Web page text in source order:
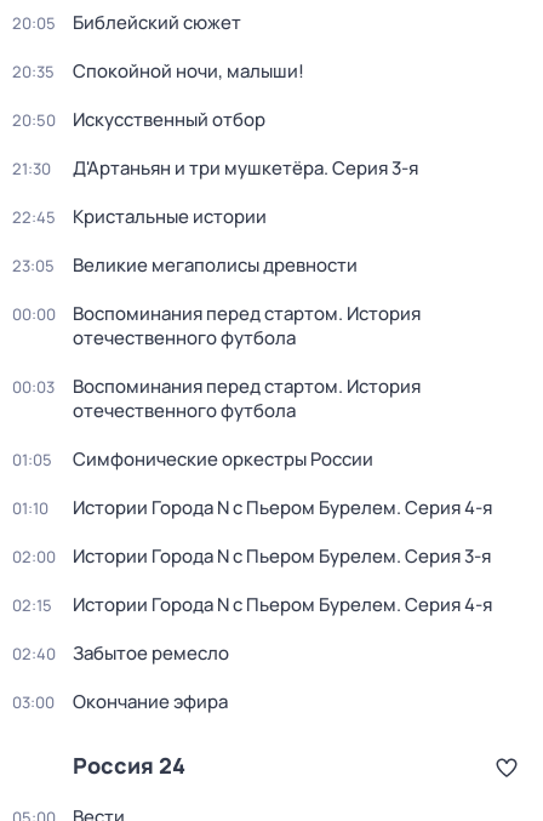
20:05 Библейский сюжет
20:35 Спокойной ночи, малыши!
20:50 Искусственный отбор
21:30 Д'Артаньян и три мушкетёра. Серия 3-я
22:45 Кристальные истории
23:05 Великие мегаполисы древности
00:00
Воспоминания перед стартом. История
отечественного футбола
00:03
Воспоминания перед стартом. История
отечественного футбола
01:05 Симфонические оркестры России
01:10 Истории Города N с Пьером Бурелем. Серия 4-я
02:00 Истории Города N с Пьером Бурелем. Серия 3-я
02:15 Истории Города N с Пьером Бурелем. Серия 4-я
02:40 Забытое ремесло
03:00 Окончание эфира
Россия 24